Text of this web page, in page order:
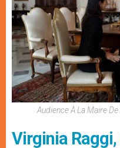
Audience À La Maire
Virginia